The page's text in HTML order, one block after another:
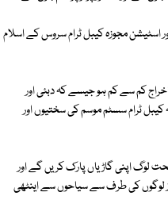
اسٹیشن مجوزہ کیبل ٹرام سروس کے اسلام
کم سے کم ہو جیسے کہ دبئی اور
کیبل ٹرام سسٹم موسم کی سختیوں اور
لوگ اپنی گاڑیاں پارک کریں گے اور
لوگوں کی طرف سے سیاحوں سے اینٹھی